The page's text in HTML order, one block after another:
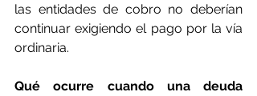
las entidades de cobro no deberían
continuar exigiendo el pago por la vía
ordinaria.
Qué ocurre cuando una deuda